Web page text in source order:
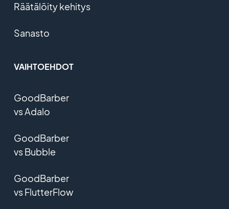
Räätälöity kehitys
Sanasto
VAIHTOEHDOT
GoodBarber
vs Adalo
GoodBarber
vs Bubble
GoodBarber
vs FlutterFlow